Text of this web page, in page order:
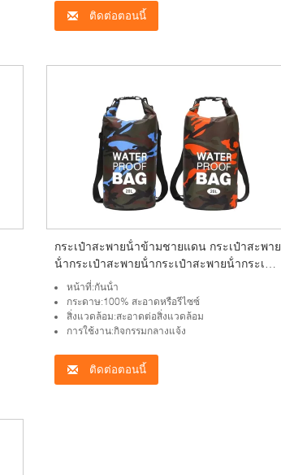
ติดต่อตอนนี้
กระเป๋าสะพายน้ําข้ามชายแดน กระเป๋าสะพาย
น้ํากระเป๋าสะพายน้ํากระเป๋าสะพายน้ํากระเป๋า
สะพายน้ํากระเป๋าสะพายน้ํากระเป๋าสะพายน้ํา
กระเป๋าสะพายน้ํากระเป๋าสะพายน้ํา
หน้าที่:กันน้ํา
กระดาษ:100% สะอาดหรือรีไซซ์
สิ่งแวดล้อม:สะอาดต่อสิ่งแวดล้อม
การใช้งาน:กิจกรรมกลางแจ้ง
ติดต่อตอนนี้